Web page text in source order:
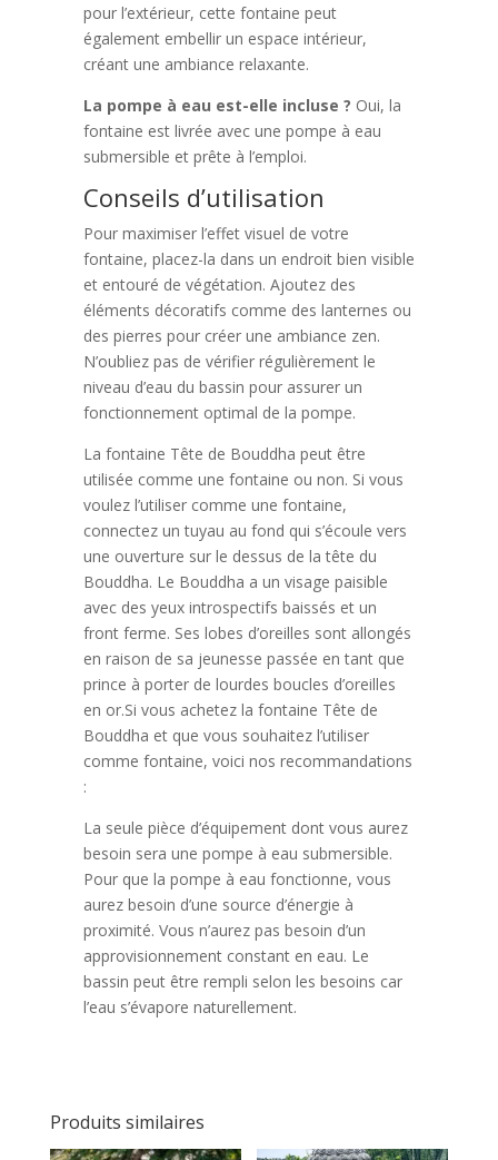
pour l’extérieur, cette fontaine peut
également embellir un espace intérieur,
créant une ambiance relaxante.
La pompe à eau est-elle incluse ? Oui, la
fontaine est livrée avec une pompe à eau
submersible et prête à l’emploi.
Conseils d’utilisation
Pour maximiser l’effet visuel de votre
fontaine, placez-la dans un endroit bien visible
et entouré de végétation. Ajoutez des
éléments décoratifs comme des lanternes ou
des pierres pour créer une ambiance zen.
N’oubliez pas de vérifier régulièrement le
niveau d’eau du bassin pour assurer un
fonctionnement optimal de la pompe.
La fontaine Tête de Bouddha peut être
utilisée comme une fontaine ou non. Si vous
voulez l’utiliser comme une fontaine,
connectez un tuyau au fond qui s’écoule vers
une ouverture sur le dessus de la tête du
Bouddha. Le Bouddha a un visage paisible
avec des yeux introspectifs baissés et un
front ferme. Ses lobes d’oreilles sont allongés
en raison de sa jeunesse passée en tant que
prince à porter de lourdes boucles d’oreilles
en or.Si vous achetez la fontaine Tête de
Bouddha et que vous souhaitez l’utiliser
comme fontaine, voici nos recommandations
:
La seule pièce d’équipement dont vous aurez
besoin sera une pompe à eau submersible.
Pour que la pompe à eau fonctionne, vous
aurez besoin d’une source d’énergie à
proximité. Vous n’aurez pas besoin d’un
approvisionnement constant en eau. Le
bassin peut être rempli selon les besoins car
l’eau s’évapore naturellement.
Produits similaires